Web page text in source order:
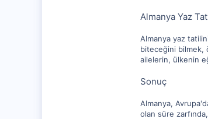
Almanya Yaz
Almanya yaz
biteceğini bilmek,
ailelerin, ülkenin
Sonuç
Almanya,
olan süre